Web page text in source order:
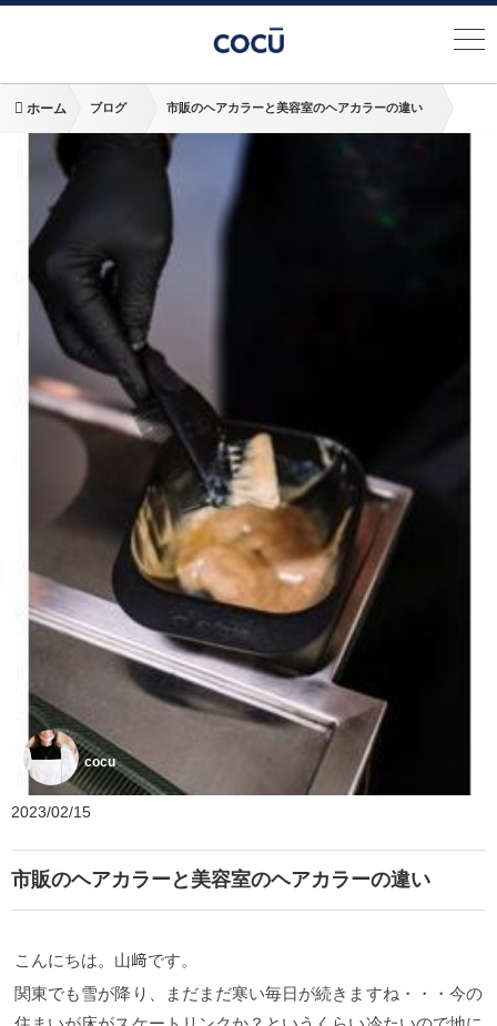
ホーム ブログ 市販のヘアカラーと美容室のヘアカラーの違い
cocu
2023/02/15
市販のヘアカラーと美容室のヘアカラーの違い
こんにちは。山﨑です。
関東でも雪が降り、まだまだ寒い毎日が続きますね・・・今の